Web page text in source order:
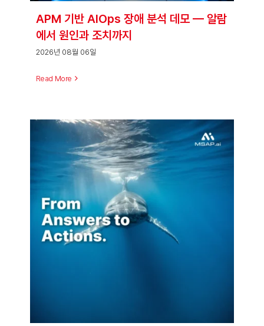
APM 기반 AIOps 장애 분석 데모 — 알람
에서 원인과 조치까지
2026년 08월 06일
Read More